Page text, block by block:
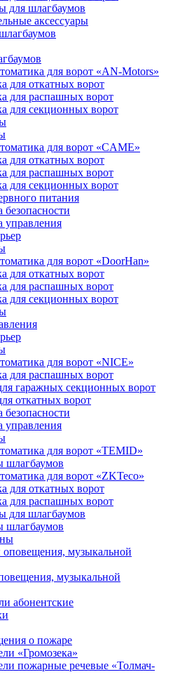
для шлагбаумов
аксессуары
для ворот «AN-Motors»
для откатных ворот
для распашных ворот
для секционных ворот
для ворот «CAME»
для откатных ворот
для распашных ворот
для секционных ворот
питания
безопасности
управления
для ворот «DoorHan»
для откатных ворот
для распашных ворот
для секционных ворот
для ворот «NICE»
для распашных ворот
гаражных секционных ворот
откатных ворот
безопасности
управления
для ворот «TEMID»
шлагбаумов
для ворот «ZKTeco»
для откатных ворот
для распашных ворот
для шлагбаумов
шлагбаумов
музыкальной
абонентские
о пожаре
«Громозека»
пожарные речевые «Толмач-